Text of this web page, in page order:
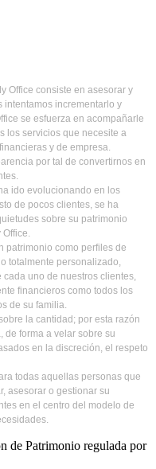
Office consiste en asesorar y
intentamos incrementarlo y
se esfuerza en acompañarle
los servicios que necesite a
y de empresa.
por tal de convertirnos en
ido evolucionando en los
de pocos clientes, se ha
sobre su patrimonio
patrimonio como perfiles de
totalmente personalizado,
uno de nuestros clientes,
financieros como todos los
de su familia.
la cantidad; por esta razón
de forma a velar sobre su
en la discreción, el respeto
todas aquellas personas que
asesorar o gestionar su
en el centro del modelo de
de Patrimonio regulada por